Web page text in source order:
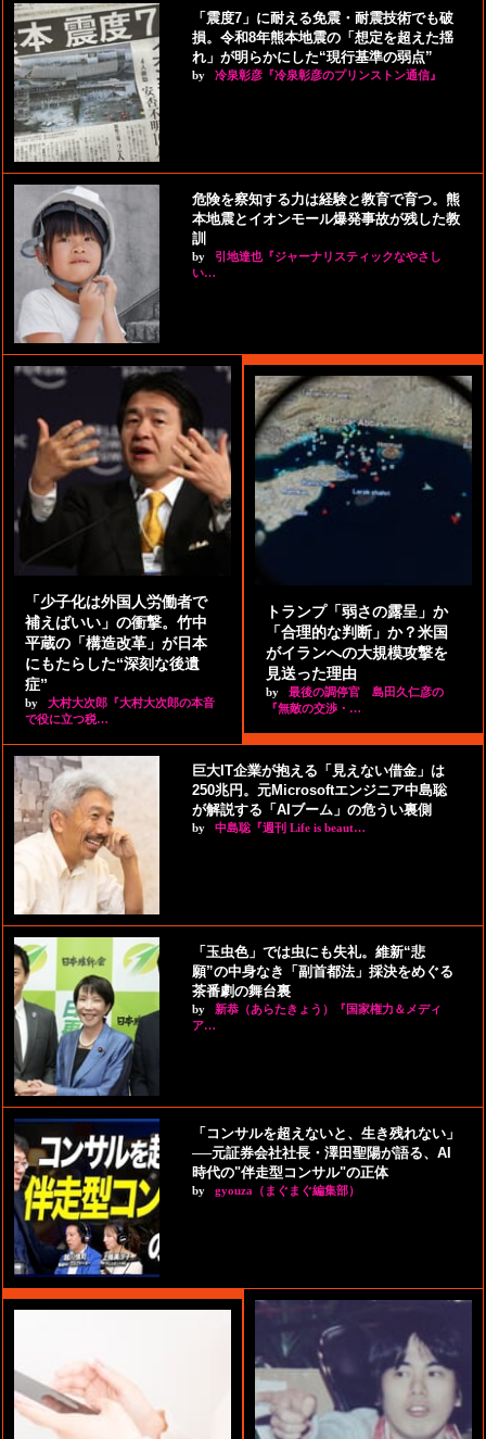
「震度7」に耐える免震・耐震技術でも破
損。令和8年熊本地震の「想定を超えた揺
れ」が明らかにした“現行基準の弱点”
by 冷泉彰彦『冷泉彰彦のプリンストン通信』
危険を察知する力は経験と教育で育つ。熊
本地震とイオンモール爆発事故が残した教
訓
by
引地達也『ジャーナリスティックなやさし
い…
「少子化は外国人労働者で
補えばいい」の衝撃。竹中
平蔵の「構造改革」が日本
にもたらした“深刻な後遺
症”
by
大村大次郎『大村大次郎の本音
で役に立つ税…
トランプ「弱さの露呈」か
「合理的な判断」か？米国
がイランへの大規模攻撃を
見送った理由
by
最後の調停官 島田久仁彦の
『無敵の交渉・…
巨大IT企業が抱える「見えない借金」は
250兆円。元Microsoftエンジニア中島聡
が解説する「AIブーム」の危うい裏側
by 中島聡『週刊 Life is beaut…
「玉虫色」では虫にも失礼。維新“悲
願”の中身なき「副首都法」採決をめぐる
茶番劇の舞台裏
by
新恭（あらたきょう）『国家権力＆メディ
ア…
「コンサルを超えないと、生き残れない」
──元証券会社社長・澤田聖陽が語る、AI
時代の"伴走型コンサル"の正体
by gyouza（まぐまぐ編集部）